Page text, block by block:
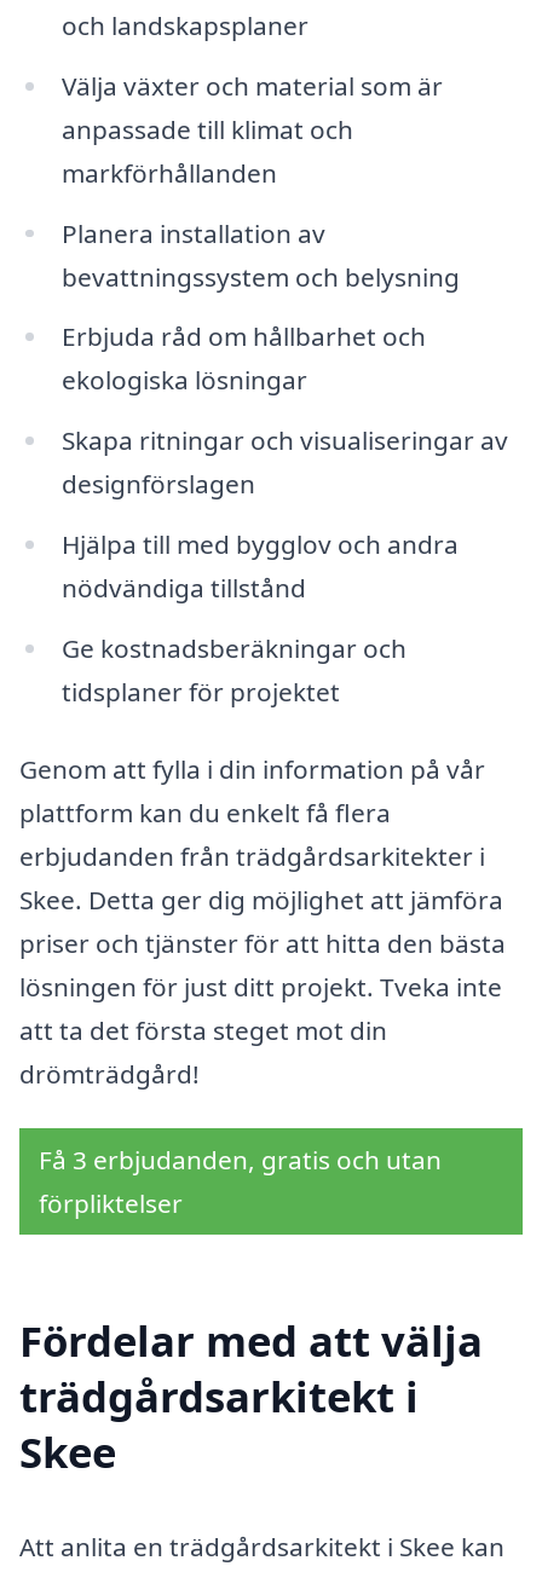
och landskapsplaner
Välja växter och material som är
anpassade till klimat och
markförhållanden
Planera installation av
bevattningssystem och belysning
Erbjuda råd om hållbarhet och
ekologiska lösningar
Skapa ritningar och visualiseringar av
designförslagen
Hjälpa till med bygglov och andra
nödvändiga tillstånd
Ge kostnadsberäkningar och
tidsplaner för projektet
Genom att fylla i din information på vår
plattform kan du enkelt få flera
erbjudanden från trädgårdsarkitekter i
Skee. Detta ger dig möjlighet att jämföra
priser och tjänster för att hitta den bästa
lösningen för just ditt projekt. Tveka inte
att ta det första steget mot din
drömträdgård!
Få 3 erbjudanden, gratis och utan
förpliktelser
Fördelar med att välja
trädgårdsarkitekt i
Skee
Att anlita en trädgårdsarkitekt i Skee kan